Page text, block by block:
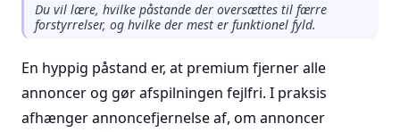
Du vil lære, hvilke påstande der oversættes til færre
forstyrrelser, og hvilke der mest er funktionel fyld.
En hyppig påstand er, at premium fjerner alle
annoncer og gør afspilningen fejlfri. I praksis
afhænger annoncefjernelse af, om annoncer